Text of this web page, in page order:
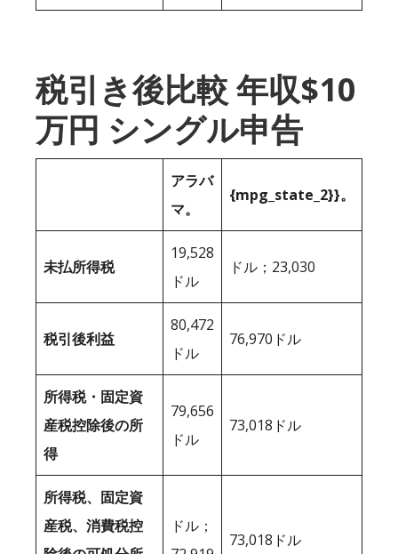
税引き後比較 年収$10
万円 シングル申告
アラバ
マ。
{mpg_state_2}}。
未払所得税
19,528
ドル
ドル；23,030
税引後利益
80,472
ドル
76,970ドル
所得税・固定資
産税控除後の所
得
79,656
ドル
73,018ドル
所得税、固定資
産税、消費税控
ドル；
73,018ドル